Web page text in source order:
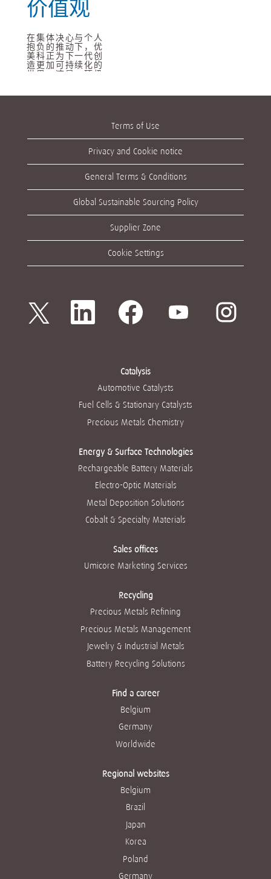
价值观
在集体决心与个人
抱负的推动下，优
美科正为下一代创
造更加可持续化的
世界。这是一项极
工必须了解他们在
塑造我们所处的行
业和消费者生活时
所起的重要作用。
为做到这一点，我
们将价值观融入到
我们所做的每项工
作。这是引导我们
念，同样也能帮助
Terms of Use
Privacy and Cookie notice
General Terms & Conditions
Global Sustainable Sourcing Policy
Supplier Zone
Cookie Settings
在
新
选
在
新
选
在
新
选
。
新
选
在
新
选
Catalysis
Automotive Catalysts
Fuel Cells & Stationary Catalysts
Precious Metals Chemistry
Energy & Surface Technologies
Rechargeable Battery Materials
Electro-Optic Materials
Metal Deposition Solutions
Cobalt & Specialty Materials
Sales offices
Umicore Marketing Services
Recycling
Precious Metals Refining
Precious Metals Management
Jewelry & Industrial Metals
Battery Recycling Solutions
Find a career
Belgium
Germany
Worldwide
Regional websites
Belgium
Brazil
Japan
Korea
Poland
Germany